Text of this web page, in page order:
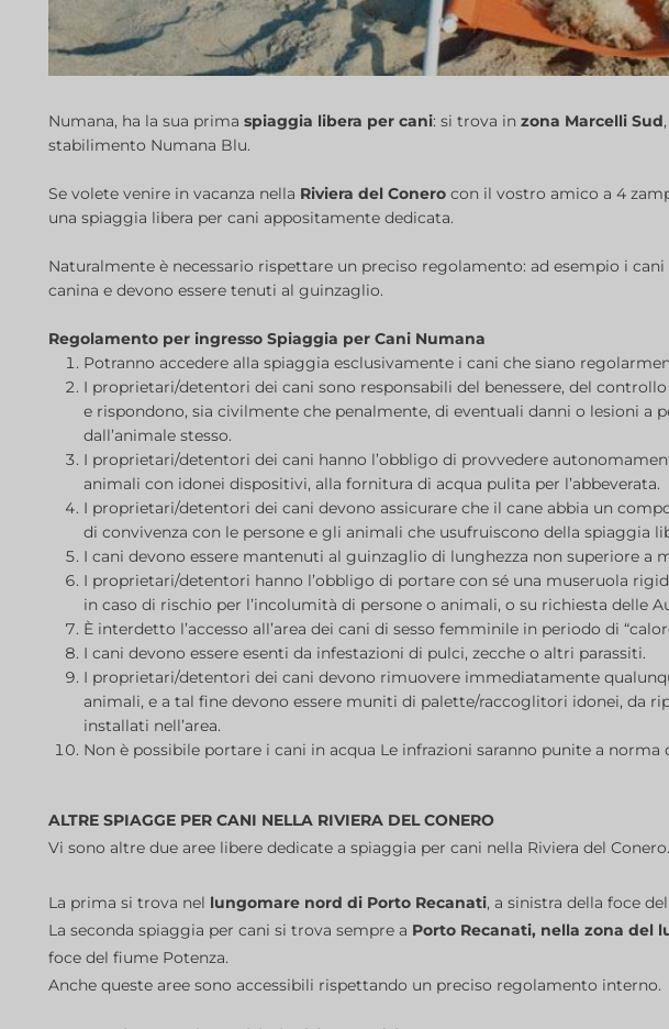
Numana, ha la sua prima spiaggia libera per cani: si trova in zona Marcelli Sud
stabilimento Numana Blu.
Se volete venire in vacanza nella Riviera del Conero con il vostro amico a 4
una spiaggia libera per cani appositamente dedicata.
Naturalmente è necessario rispettare un preciso regolamento: ad esempio i cani
canina e devono essere tenuti al guinzaglio.
Regolamento per ingresso Spiaggia per Cani Numana
Potranno accedere alla spiaggia esclusivamente i cani che siano
I proprietari/detentori dei cani sono responsabili del benessere, del
e rispondono, sia civilmente che penalmente, di eventuali danni o lesioni a
dall’animale stesso.
I proprietari/detentori dei cani hanno l’obbligo di provvedere
animali con idonei dispositivi, alla fornitura di acqua pulita per l’abbeverata.
I proprietari/detentori dei cani devono assicurare che il cane abbia un
di convivenza con le persone e gli animali che usufruiscono della spiaggia
I cani devono essere mantenuti al guinzaglio di lunghezza non superiore a
I proprietari/detentori hanno l’obbligo di portare con sé una museruola
in caso di rischio per l’incolumità di persone o animali, o su richiesta delle
È interdetto l’accesso all’area dei cani di sesso femminile in periodo di
I cani devono essere esenti da infestazioni di pulci, zecche o altri parassiti.
I proprietari/detentori dei cani devono rimuovere immediatamente
animali, e a tal fine devono essere muniti di palette/raccoglitori idonei, da
installati nell’area.
Non è possibile portare i cani in acqua Le infrazioni saranno punite a norma
ALTRE SPIAGGE PER CANI NELLA RIVIERA DEL CONERO
Vi sono altre due aree libere dedicate a spiaggia per cani nella Riviera del Conero.
La prima si trova nel lungomare nord di Porto Recanati, a sinistra della foce
La seconda spiaggia per cani si trova sempre a Porto Recanati, nella zona del
foce del fiume Potenza.
Anche queste aree sono accessibili rispettando un preciso regolamento interno.